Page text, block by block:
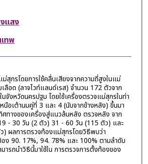
แสง
ทพ
สุกรโดยการใช้คลื่นเสียงจากความถี่สูงในแม่
อด (ลาจไวท์แลนด์เรส) จำนวน 172 ตัวจาก
จังหวัดนครปฐม โดยใช้เครื่องตรวจแม่สุกรในท่า
อเต้านมคู่ที่ 3 และ 4 (นับจากข้างหลัง) ขึ้นมา
ทางของเครื่องสู่แนวล้นหลัง ตรวจหลัง จาก
- 30 วัน (2 ตัว) 31 - 60 วัน (115 ตัว) และ
ผลการตรวจท้องแม่สุกรโดยวิธีพบว่า
อง 90. 17%, 94. 78% และ 100% ตามลำดับ
มารถนำวิธีนี้มาใช้ใน การตรวจการตั้งท้องของ